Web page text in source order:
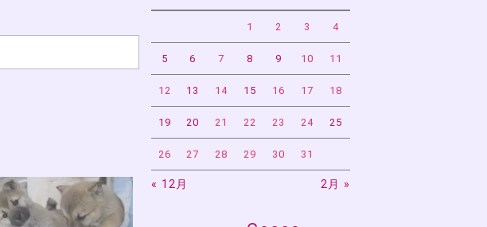
1 2 3 4
5 6 7 8 9 10 11
12 13 14 15 16 17 18
19 20 21 22 23 24 25
26 27 28 29 30 31
« 12月 2月 »